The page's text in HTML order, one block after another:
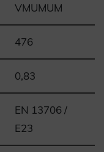
VMUMUM
476
0,83
EN 13706 /
E23